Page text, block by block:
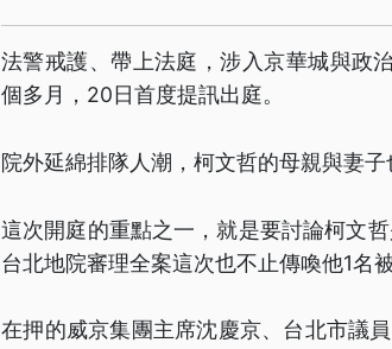
法警戒護、帶上法庭，涉入京華城與政
個多月，20日首度提訊出庭。
院外延綿排隊人潮，柯文哲的母親與妻子
這次開庭的重點之一，就是要討論柯文
台北地院審理全案這次也不止傳喚他1名被
在押的威京集團主席沈慶京、台北市議